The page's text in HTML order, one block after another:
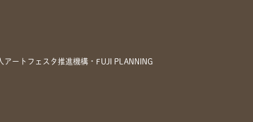
ートフェスタ推進機構・FUJI PLANNING